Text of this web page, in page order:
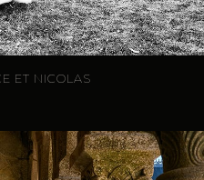
ET NICOLAS